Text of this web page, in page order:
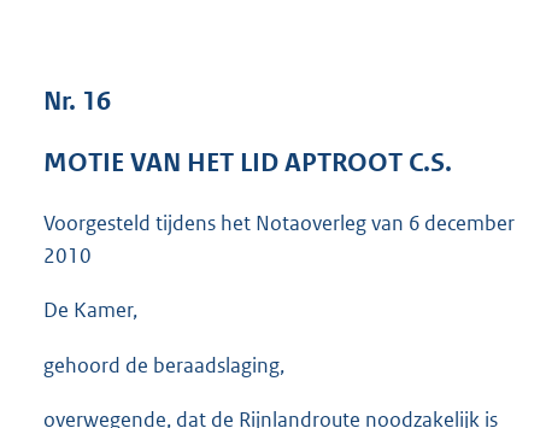
3
b
Nr. 16
MOTIE VAN HET LID APTROOT C.S.
Voorgesteld tijdens het Notaoverleg van 6 december
2010
De Kamer,
gehoord de beraadslaging,
overwegende, dat de Rijnlandroute noodzakelijk is